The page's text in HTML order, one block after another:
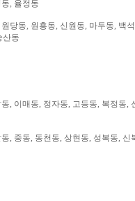
, 율정동
당동, 원흥동, 신원동, 마두동, 백
산동
, 이매동, 정자동, 고등동, 복정동,
, 중동, 동천동, 상현동, 성복동, 신